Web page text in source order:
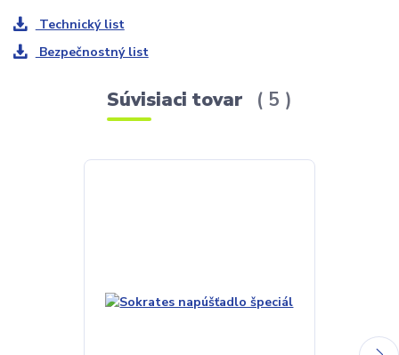
Technický list
Bezpečnostný list
Súvisiaci tovar 5